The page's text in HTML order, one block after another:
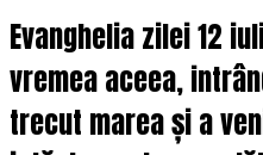
Evanghelia zilei 12
vremea aceea,
trecut marea și a